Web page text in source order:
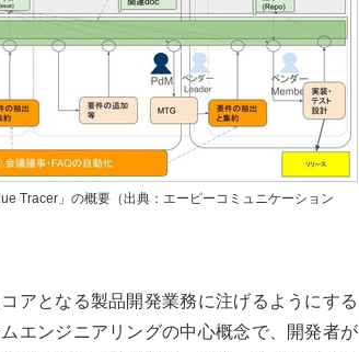
Tracer」の概要（出典：エーピーコミュニケーション
アとなる製品開発業務に注げるようにする
エンジニアリングの中心概念で、開発者が